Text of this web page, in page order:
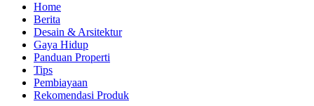
Home
Berita
Desain & Arsitektur
Gaya Hidup
Panduan Properti
Tips
Pembiayaan
Rekomendasi Produk